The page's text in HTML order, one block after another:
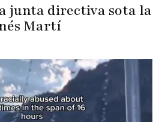
junta directiva sota la
Martí